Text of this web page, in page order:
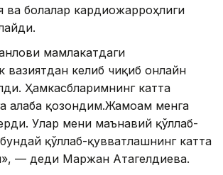
ва болалар кардиожарроҳлиги
мамлакатдаги
вазиятдан келиб чиқиб онлайн
Ҳамкасбларимнинг катта
ғалаба қозондим.Жамоам менга
Улар мени маънавий қўллаб-
қўллаб-қувватлашнинг катта
— деди Маржан Атагелдиева.